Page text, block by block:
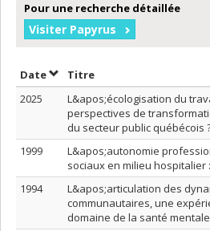
Pour une recherche détaillée
Visiter Papyrus
DateTrier par date en ordre
Titre
2025
L&apos;écologisation du
perspectives de
du secteur public québécois
1999
L&apos;autonomie
sociaux en milieu
1994
L&apos;articulation des
communautaires, une
domaine de la santé mentale